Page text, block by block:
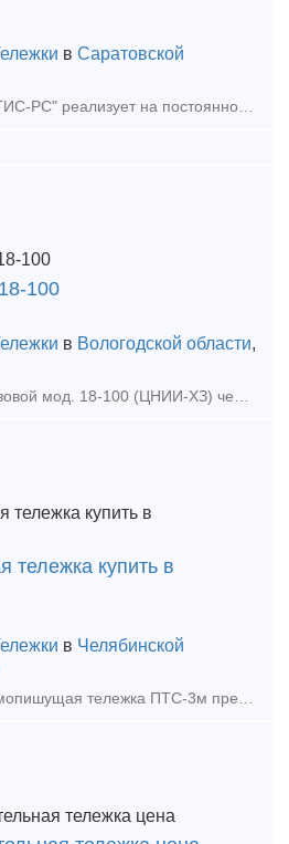
в Саратовской
Организация ООО "БЕТИС-РС" реализует на постоянной основе колесные пары СОНК, а так же готовы предложить колесные пары после полного освидетельствования с толщиной обода от 30 мм., л
100
в Вологодской области,
Комплекты тележки грузовой мод. 18-100 (ЦНИИ-ХЗ) черт. 100.00.000-0СБ ГОСТ 9246-2004 из деталей 2012-13г. производства Тамбовский ВРЗ ОАО "ВРМ" Стоимость одной тележки 730.000 р
тележка купить в
в Челябинской
Путеизмерительная самопишущая тележка ПТС-3м предназначена для измерения ширины железнодорожной колеи в диапазоне от 1510 до 1560 мм и превышения одного рельса над другим (уровня) до +/- 125 м